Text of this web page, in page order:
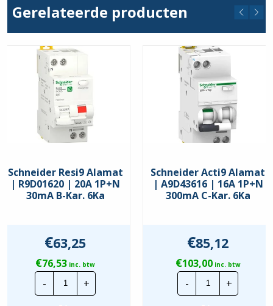
C
Nom. Foutstroom
300mA
Gerelateerde producten
Schneider Resi9 Alamat
| R9D01620 | 20A 1P+N
30mA B-Kar. 6Ka
€63,25
€76,53 inc. btw
-
Schneider
Resi9
Alamat
+
Schneider Acti9 Alamat
| A9D43616 | 16A 1P+N
300mA C-Kar. 6Ka
€85,12
€103,00inc. btw
-
Schneider
Acti9
Alamat
+